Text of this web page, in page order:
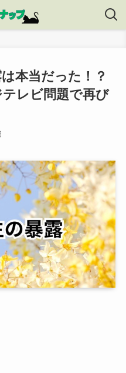
本当だった！？
レビ問題で再び